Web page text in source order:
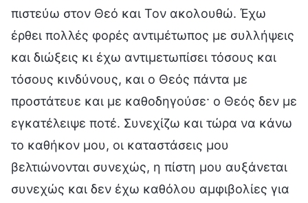
πιστεύω στον Θεό και Τον ακολουθώ. Έχω
έρθει πολλές φορές αντιμέτωπος με συλλήψεις
και διώξεις κι έχω αντιμετωπίσει τόσους και
τόσους κινδύνους, και ο Θεός πάντα με
προστάτευε και με καθοδηγούσε· ο Θεός δεν με
εγκατέλειψε ποτέ. Συνεχίζω και τώρα να κάνω
το καθήκον μου, οι καταστάσεις μου
βελτιώνονται συνεχώς, η πίστη μου αυξάνεται
συνεχώς και δεν έχω καθόλου αμφιβολίες για